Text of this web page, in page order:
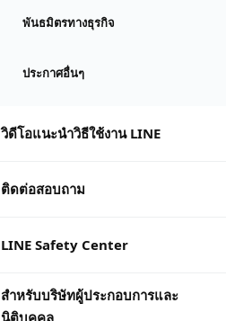
พันธมิตรทางธุรกิจ
ประกาศอื่นๆ
วิดีโอแนะนำวิธีใช้งาน LINE
ติดต่อสอบถาม
LINE Safety Center
สำหรับบริษัทผู้ประกอบการและ
นิติบุคคล